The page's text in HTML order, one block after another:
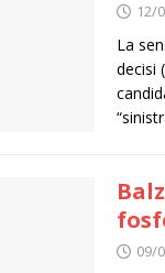
12/
La
decisi
09/